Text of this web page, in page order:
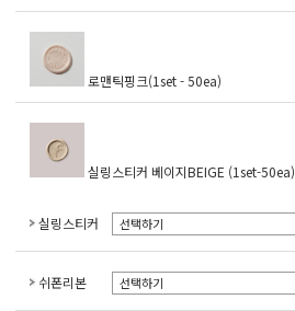
로맨틱핑크(1set - 50ea)
실링스티커 베이지BEIGE (1set-50ea)
실링스티커 선택하기
쉬폰리본 선택하기